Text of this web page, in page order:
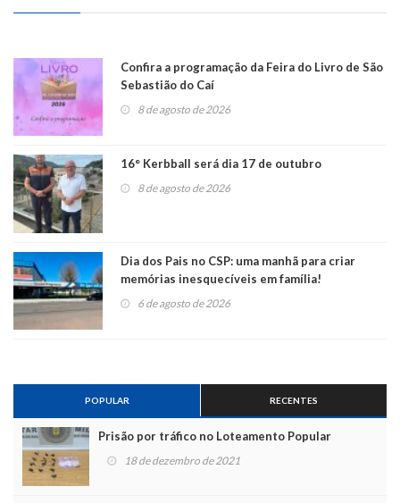
Confira a programação da Feira do Livro de São
Sebastião do Caí
8 de agosto de 2026
16° Kerbball será dia 17 de outubro
8 de agosto de 2026
Dia dos Pais no CSP: uma manhã para criar
memórias inesquecíveis em família!
6 de agosto de 2026
POPULAR RECENTES
Prisão por tráfico no Loteamento Popular
18 de dezembro de 2021